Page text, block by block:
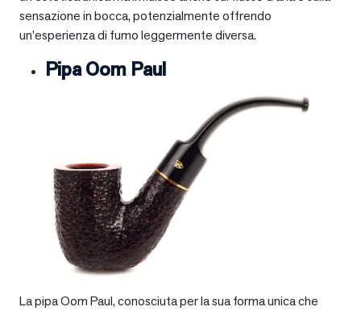
sensazione in bocca, potenzialmente offrendo
un’esperienza di fumo leggermente diversa.
Pipa Oom Paul
La pipa Oom Paul, conosciuta per la sua forma unica che